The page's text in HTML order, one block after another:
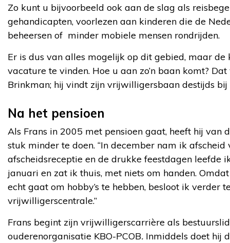
Zo kunt u bijvoorbeeld ook aan de slag als
gehandicapten, voorlezen aan kinderen die de
beheersen of minder mobiele mensen rondrijden.
Er is dus van alles mogelijk op dit gebied, maar de
vacature te vinden. Hoe u aan zo’n baan komt?
Brinkman; hij vindt zijn vrijwilligersbaan destijds
Na het pensioen
Als Frans in 2005 met pensioen gaat, heeft hij van
stuk minder te doen. “In december nam ik
afscheidsreceptie en de drukke feestdagen leefde
januari en zat ik thuis, met niets om handen.
echt gaat om hobby’s te hebben, besloot ik verder
vrijwilligerscentrale.”
Frans begint zijn vrijwilligerscarrière als
ouderenorganisatie KBO-PCOB. Inmiddels doet hij